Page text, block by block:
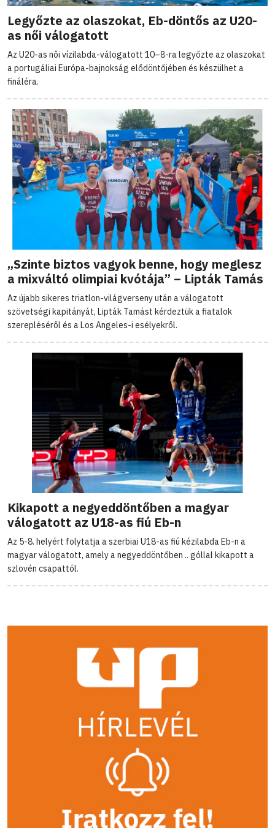
Legyőzte az olaszokat, Eb-döntős az U20-
as női válogatott
Az U20-as női vízilabda-válogatott 10–8-ra legyőzte az olaszokat
a portugáliai Európa-bajnokság elődöntőjében és készülhet a
fináléra.
„Szinte biztos vagyok benne, hogy meglesz
a mixváltó olimpiai kvótája” – Lipták Tamás
Az újabb sikeres triatlon-világverseny után a válogatott
szövetségi kapitányát, Lipták Tamást kérdeztük a fiatalok
szerepléséről és a Los Angeles-i esélyekről.
Kikapott a negyeddöntőben a magyar
válogatott az U18-as fiú Eb-n
Az 5-8. helyért folytatja a szerbiai U18-as fiú kézilabda Eb-n a
magyar válogatott, amely a negyeddöntőben .. góllal kikapott a
szlovén csapattól.